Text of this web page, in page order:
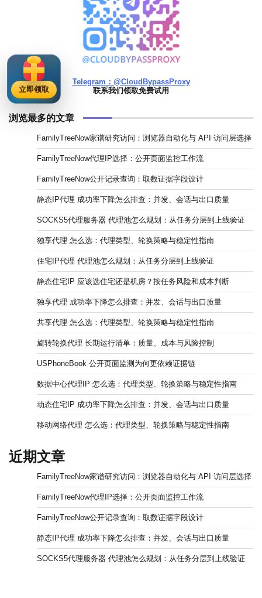
Telegram：@CloudBypassProxy
联系我们领取免费试用
浏览最多的文章
FamilyTreeNow家谱研究访问：浏览器自动化与 API 访问层选择
FamilyTreeNow代理IP选择：公开页面监控工作流
FamilyTreeNow公开记录查询：取数证据字段设计
静态IP代理 成功率下降怎么排查：并发、会话与出口质量
SOCKS5代理服务器 代理池怎么规划：从任务分层到上线验证
独享代理 怎么选：代理类型、轮换策略与稳定性指南
住宅IP代理 代理池怎么规划：从任务分层到上线验证
静态住宅IP 应该选住宅还是机房？按任务风险和成本判断
独享代理 成功率下降怎么排查：并发、会话与出口质量
共享代理 怎么选：代理类型、轮换策略与稳定性指南
旋转轮换代理 长期运行清单：质量、成本与风险控制
USPhoneBook 公开页面监测为何更依赖证据链
数据中心代理IP 怎么选：代理类型、轮换策略与稳定性指南
动态住宅IP 成功率下降怎么排查：并发、会话与出口质量
移动网络代理 怎么选：代理类型、轮换策略与稳定性指南
近期文章
FamilyTreeNow家谱研究访问：浏览器自动化与 API 访问层选择
FamilyTreeNow代理IP选择：公开页面监控工作流
FamilyTreeNow公开记录查询：取数证据字段设计
静态IP代理 成功率下降怎么排查：并发、会话与出口质量
SOCKS5代理服务器 代理池怎么规划：从任务分层到上线验证
立即领取